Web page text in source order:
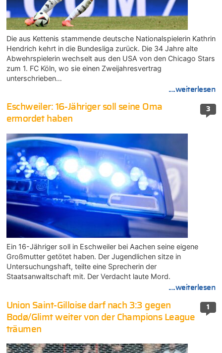
Die aus Kettenis stammende deutsche Nationalspielerin Kathrin
Hendrich kehrt in die Bundesliga zurück. Die 34 Jahre alte
Abwehrspielerin wechselt aus den USA von den Chicago Stars
zum 1. FC Köln, wo sie einen Zweijahresvertrag
unterschrieben…
....weiterlesen
3
Eschweiler: 16-Jähriger soll seine Oma
ermordet haben
Ein 16-Jähriger soll in Eschweiler bei Aachen seine eigene
Großmutter getötet haben. Der Jugendlichen sitze in
Untersuchungshaft, teilte eine Sprecherin der
Staatsanwaltschaft mit. Der Verdacht laute Mord.
....weiterlesen
1
Union Saint-Gilloise darf nach 3:3 gegen
Bodø/Glimt weiter von der Champions League
träumen